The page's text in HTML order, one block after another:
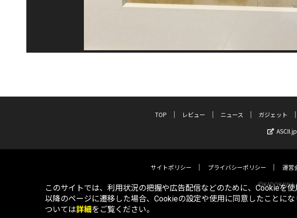
TOP レビュー ニュース ガジェット
ASCII.jp
サイトポリシー プライバシーポリシー 運営
©KADOKAWA
このサイトでは、利用状況の把握や広告配信などのために、Cookieを
以降のページに遷移した場合、Cookieの設定や使用に同意したことに
ついては詳細をご覧ください。